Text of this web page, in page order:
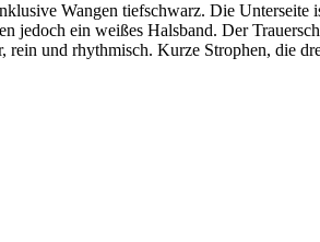
Wangen tiefschwarz. Die Unterseite
jedoch ein weißes Halsband. Der
rein und rhythmisch. Kurze Strophen, die